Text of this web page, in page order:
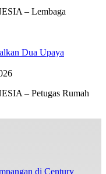
– Lembaga
Dua Upaya
– Petugas Rumah